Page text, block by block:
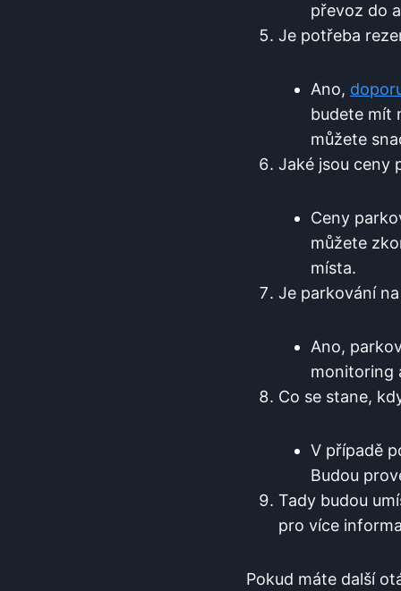
převoz do
Je potřeba
Ano,
‍budete mít
můžete
Jaké jsou ceny⁤
Ceny
můžete
místa.
Je parkování
Ano,
monitoring
Co se stane,
V případě
Budou
Tady budou
pro více
Pokud máte další